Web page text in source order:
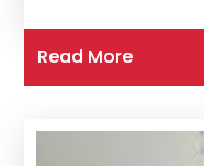
Read More